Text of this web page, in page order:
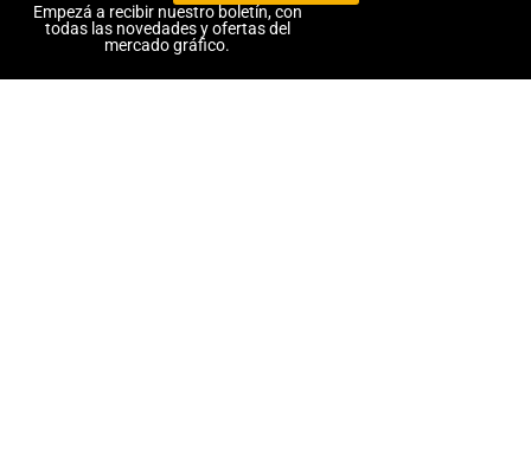
Empezá a recibir nuestro boletín, con
todas las novedades y ofertas del
mercado gráfico.